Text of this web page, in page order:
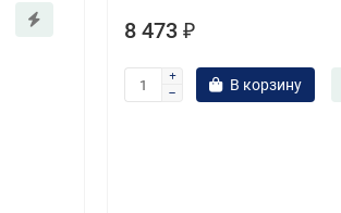
8 473 ₽
В корзину